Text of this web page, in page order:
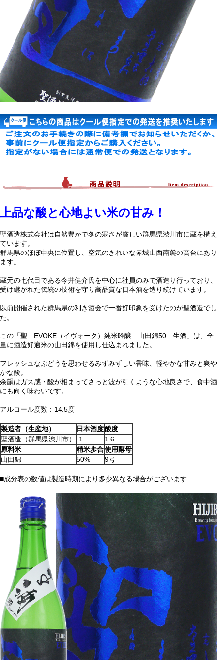
上品な酸と心地よい米の甘み！
聖酒造株式会社は自然豊かで冬の寒さが厳しい群馬県渋川市に蔵を構え
ています。
群馬県のほぼ中央に位置し、空気のきれいな赤城山西南麓の高台にあり
ます。
蔵元の七代目である今井健介氏を中心に社員のみで酒造り行っており、
受け継がれた伝統の技術を守り高品質な日本酒を造り続けています。
以前開催された群馬県の利き酒会で一番好印象を受けたのが聖酒造でし
た。
この「聖 EVOKE（イヴォーク）純米吟醸 山田錦50 生酒」は、全
量に酒造好適米の山田錦を使用し仕込まれました。
フレッシュなぶどうを思わせるみずみずしい香味、軽やかな甘みと爽や
かな酸。
余韻はガス感・酸が相まってさっと波が引くような心地良さで、食中酒
にも向く味わいです。
アルコール度数：14.5度
製造者（生産地） 日本酒度酸度
聖酒造（群馬県渋川市）
-1
1.6
原料米
精米歩合使用酵母
山田錦
50% 9号
■成分表の数値は製造時期により多少異なる場合がございます